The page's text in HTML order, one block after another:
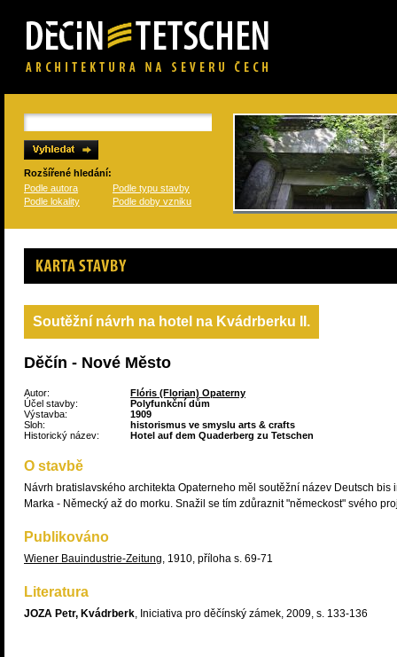
Rozšířené hledání:
Podle autora
Podle typu stavby
Podle lokality
Podle doby vzniku
Karta stavby
Soutěžní návrh na hotel na Kvádrberku II.
Děčín - Nové Město
Autor:
Flóris (Florian) Opaterny
Účel stavby:
Polyfunkční dům
Výstavba:
1909
Sloh:
historismus ve smyslu arts & crafts
Historický název:
Hotel auf dem Quaderberg zu Tetschen
O stavbě
Návrh bratislavského architekta Opaterneho měl soutěžní název Deutsch bis
Marka - Německý až do morku. Snažil se tím zdůraznit "německost" svého
Publikováno
Wiener Bauindustrie-Zeitung, 1910, příloha s. 69-71
Literatura
JOZA Petr, Kvádrberk, Iniciativa pro děčínský zámek, 2009, s. 133-136